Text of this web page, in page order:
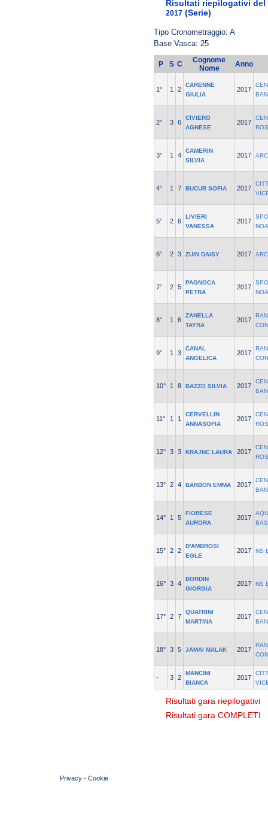
Risultati riepilogativi del
2017 (Serie)
Tipo Cronometraggio: A
Base Vasca: 25
P S C
Cognome
Nome
Anno
1° 1 2
CARENNE
GIULIA
2017
2° 3 6
CIVIERO
AGNESE
2017
3° 1 4
CAMERIN
SILVIA
2017
4° 1 7 BUCUR SOFIA 2017
5° 2 6
LIVIERI
VANESSA
2017
6° 2 3 ZUIN DAISY 2017
7° 2 5
PAGNOCA
PETRA
2017
8° 1 6
ZANELLA
TAYRA
2017
9° 1 3
CANAL
ANGELICA
2017
10° 1 8 BAZZO SILVIA 2017
11° 1 1
CERVELLIN
ANNASOFIA
2017
12° 3 3 KRAJNC LAURA 2017
13° 2 4 BARBON EMMA 2017
14° 1 5
FIORESE
AURORA
2017
15° 2 2
D'AMBROSI
EGLE
2017 NS
16° 3 4
BORDIN
GIORGIA
2017 NS
17° 2 7
QUATRINI
MARTINA
2017
18° 3 5 JAMAI MALAK 2017
- 3 2
MANCINI
BIANCA
2017
Risultati gara riepilogativi
Risultati gara COMPLETI
Privacy - Cookie